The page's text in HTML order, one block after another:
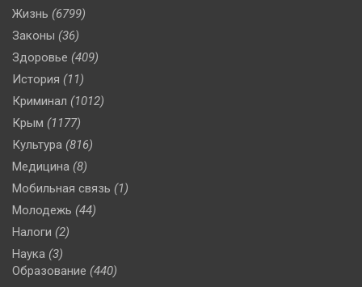
Жизнь (6799)
Законы (36)
Здоровье (409)
История (11)
Криминал (1012)
Крым (1177)
Культура (816)
Медицина (8)
Мобильная связь (1)
Молодежь (44)
Налоги (2)
Наука (3)
Образование (440)